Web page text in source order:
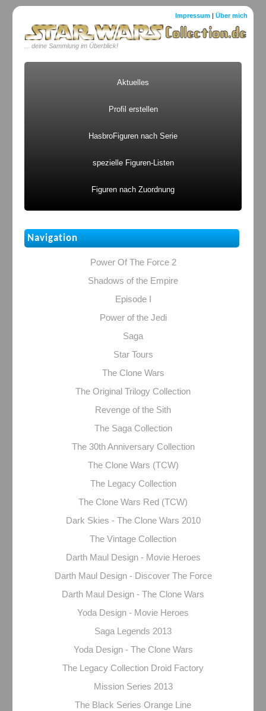
Impressum |Über mich
... deine Sammlung im Überblick!
Aktuelles
Profil erstellen
HasbroFiguren nach Serie
spezielle Figuren-Listen
Figuren nach Zuordnung
Navigation
Power Of The Force 2
Shadows of the Empire
Episode I
Power of the Jedi
Saga
Star Tours
The Clone Wars
The Original Trilogy Collection
Revenge of the Sith
The Saga Collection
The 30th Anniversary Collection
The Clone Wars (TCW)
The Legacy Collection
The Clone Wars Red (TCW)
Dark Skies - The Clone Wars 2010
The Vintage Collection
Darth Maul Design - Movie Heroes
Darth Maul Design - Discover The Force
Darth Maul Design - The Clone Wars
Yoda Design - Movie Heroes
Saga Legends 2013
Yoda Design - The Clone Wars
The Legacy Collection Droid Factory
Mission Series 2013
The Black Series Orange Line